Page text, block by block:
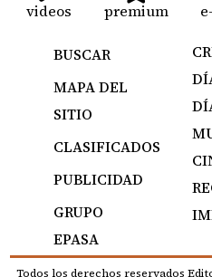
videos premium
BUSCAR
MAPA DEL
SITIO
CLASIFICADOS
PUBLICIDAD
GRUPO
EPASA
Todos los derechos reservados